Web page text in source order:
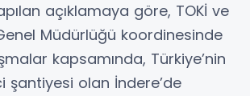
açıklamaya göre, TOKİ ve
Müdürlüğü koordinesinde
kapsamında, Türkiye’nin
şantiyesi olan İndere’de